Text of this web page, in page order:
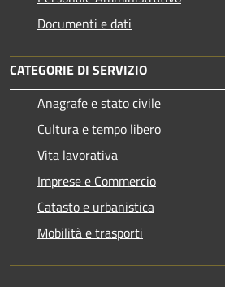
Documenti e dati
CATEGORIE DI SERVIZIO
Anagrafe e stato civile
Cultura e tempo libero
Vita lavorativa
Imprese e Commercio
Catasto e urbanistica
Mobilità e trasporti